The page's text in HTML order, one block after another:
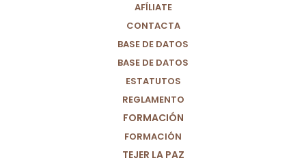
AFÍLIATE
CONTACTA
BASE DE DATOS
BASE DE DATOS
ESTATUTOS
REGLAMENTO
FORMACIÓN
FORMACIÓN
TEJER LA PAZ